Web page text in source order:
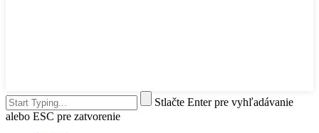
Stlačte Enter pre vyhľadávanie
alebo ESC pre zatvorenie